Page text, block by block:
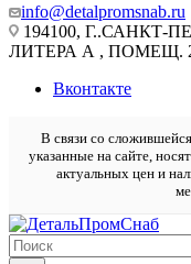
info@detalpromsnab.ru
194100, Г..САНКТ-
ЛИТЕРА А , ПОМЕЩ.
Вконтакте
В связи со
указанные на сайте,
актуальных цен и